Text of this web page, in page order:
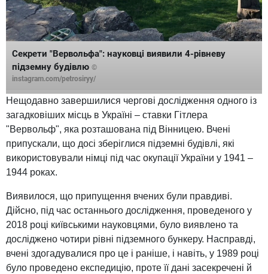
Секрети "Вервольфа": науковці виявили 4-рівневу
підземну будівлю ©
instagram.com/petrosiryy/
Нещодавно завершилися чергові дослідження одного із
загадковіших місць в Україні – ставки Гітлера
"Вервольф", яка розташована під Вінницею. Вчені
припускали, що досі зберіглися підземні будівлі, які
використовували німці під час окупації України у 1941 –
1944 роках.
Виявилося, що припущення вчених були правдиві.
Дійсно, під час останнього дослідження, проведеного у
2018 році київськими науковцями, було виявлено та
досліджено чотири рівні підземного бункеру. Насправді,
вчені здогадувалися про це і раніше, і навіть, у 1989 році
було проведено експедицію, проте її дані засекречені й